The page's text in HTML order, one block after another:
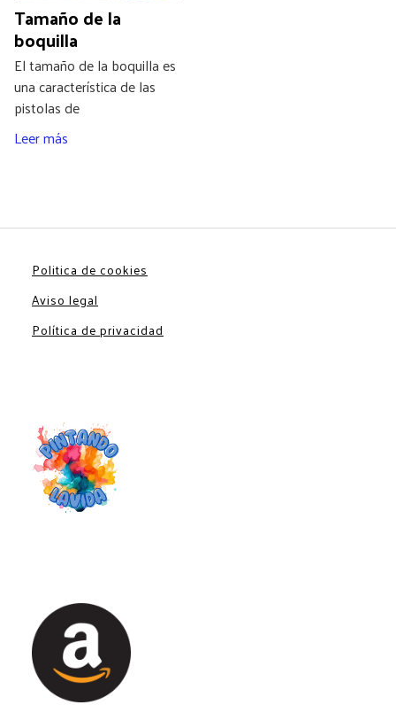
Tamaño de la
boquilla
El tamaño de la boquilla es
una característica de las
pistolas de
Leer más
Politica de cookies
Aviso legal
Política de privacidad